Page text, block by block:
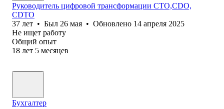
Руководитель цифровой трансформации CTO,CDO,
CDTO
37 лет • Был 26 мая • Обновлено 14 апреля 2025
Не ищет работу
Общий опыт
18 лет 5 месяцев
Бухгалтер